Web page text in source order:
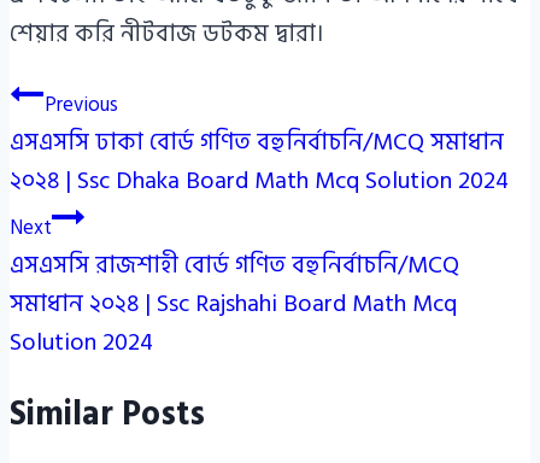
শেয়ার করি নীটবাজ ডটকম দ্বারা।
Post
navigation
Previous
এসএসসি ঢাকা বোর্ড গণিত বহুনির্বাচনি/MCQ সমাধান
২০২৪ | Ssc Dhaka Board Math Mcq Solution 2024
Next
এসএসসি রাজশাহী বোর্ড গণিত বহুনির্বাচনি/MCQ
সমাধান ২০২৪ | Ssc Rajshahi Board Math Mcq
Solution 2024
Similar Posts